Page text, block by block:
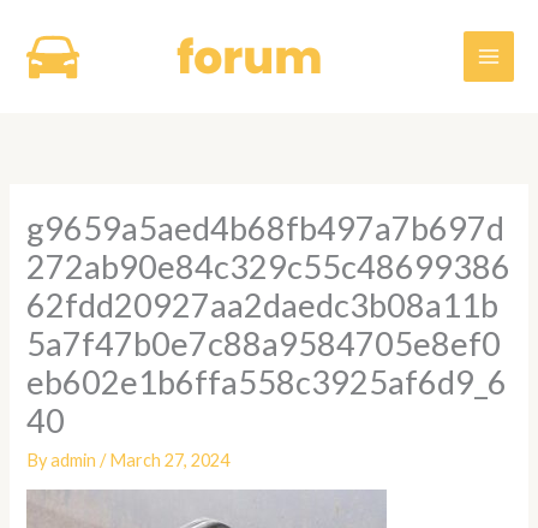
content
g9659a5aed4b68fb497a7b697d
272ab90e84c329c55c48699386
62fdd20927aa2daedc3b08a11b
5a7f47b0e7c88a9584705e8ef0
eb602e1b6ffa558c3925af6d9_6
40
Byadmin/March 27, 2024